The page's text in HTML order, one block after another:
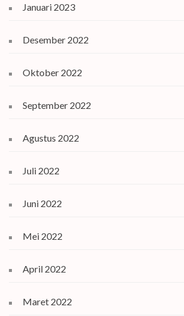
Januari 2023
Desember 2022
Oktober 2022
September 2022
Agustus 2022
Juli 2022
Juni 2022
Mei 2022
April 2022
Maret 2022